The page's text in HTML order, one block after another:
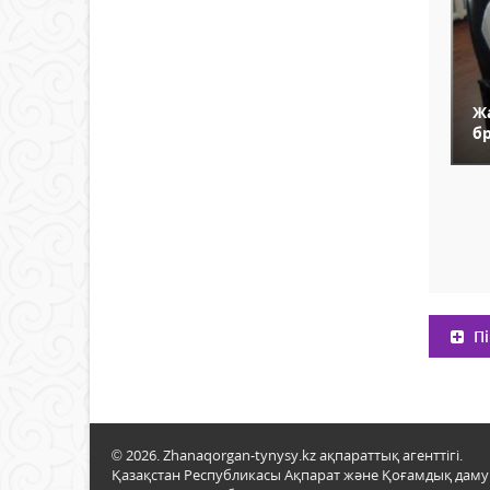
© 2026. Zhanaqorgan-tynysy.kz ақпараттық агенттігі.
Қазақстан Республикасы Ақпарат және Қоғамдық даму